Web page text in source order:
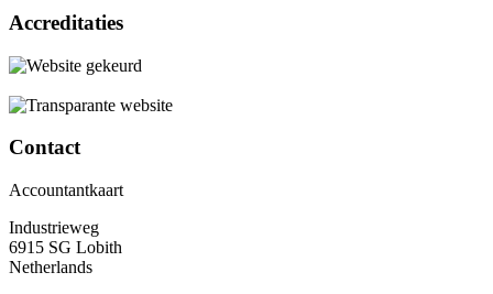
Accreditaties
Contact
Accountantkaart
Industrieweg
6915 SG Lobith
Netherlands